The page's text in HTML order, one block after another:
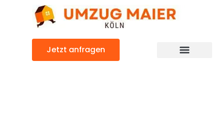
Jetzt anfragen